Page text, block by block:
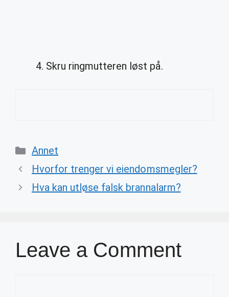
Skru ringmutteren løst på.
Categories
Annet
Hvorfor trenger vi eiendomsmegler?
Hva kan utløse falsk brannalarm?
Leave a Comment